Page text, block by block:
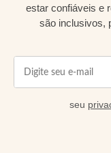
estar confiáveis e
são inclusivos,
seu